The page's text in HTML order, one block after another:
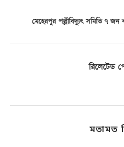
মেহেরপুর পল্লীবিদ্যুৎ সমিতি ৭ জন
রিলেটেড
মতামত